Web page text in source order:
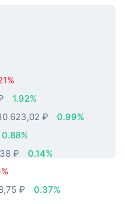
реального
1.92%
623,02 ₽
0.99%
0.88%
₽
0.14%
₽
0.37%